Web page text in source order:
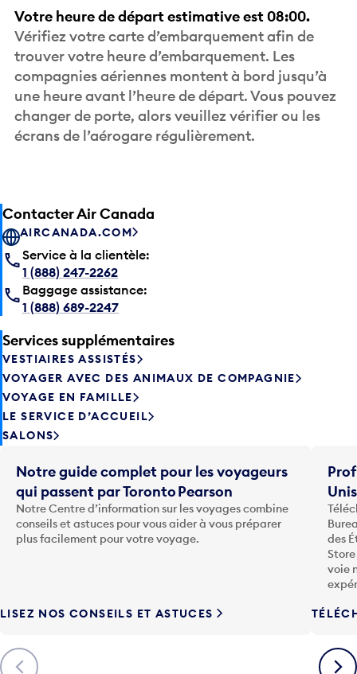
Votre heure de départ estimative est 08:00.
Vérifiez votre carte d’embarquement afin de
trouver votre heure d’embarquement. Les
compagnies aériennes montent à bord jusqu’à
une heure avant l’heure de départ. Vous pouvez
changer de porte, alors veuillez vérifier ou les
écrans de l’aérogare régulièrement.
Contacter Air Canada
AIRCANADA.COM
Service à la clientèle:
1 (888) 247-2262
Baggage assistance:
1 (888) 689-2247
Services supplémentaires
VESTIAIRES ASSISTÉS
VOYAGER AVEC DES ANIMAUX DE COMPAGNIE
VOYAGE EN FAMILLE
LE SERVICE D’ACCUEIL
SALONS
Précédent
Notre guide complet pour les voyageurs
qui passent par Toronto Pearson
Notre Centre d’information sur les voyages combine
conseils et astuces pour vous aider à vous préparer
plus facilement pour votre voyage.
LISEZ NOS CONSEILS ET ASTUCES
des
voie